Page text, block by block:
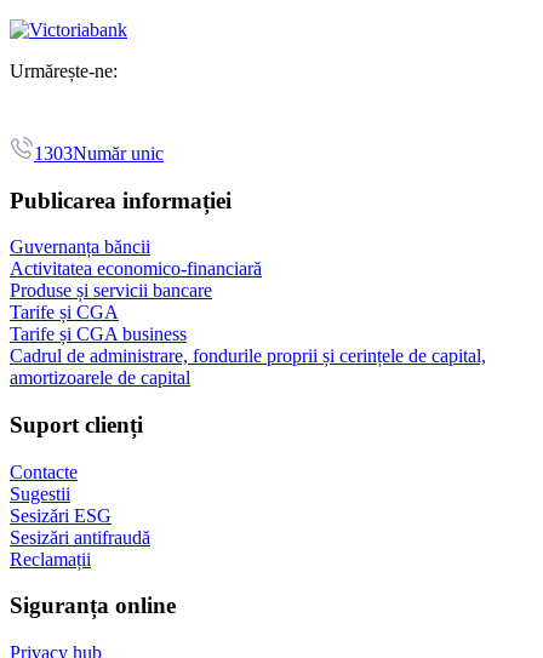
Urmărește-ne:
1303Număr unic
Publicarea informației
Guvernanța băncii
Activitatea economico-financiară
Produse și servicii bancare
Tarife și CGA
Tarife și CGA business
Cadrul de administrare, fondurile proprii și cerințele de capital,
amortizoarele de capital
Suport clienți
Contacte
Sugestii
Sesizări ESG
Sesizări antifraudă
Reclamații
Siguranța online
Privacy hub